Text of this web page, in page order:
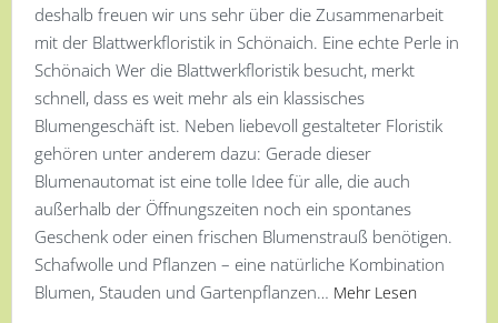
deshalb freuen wir uns sehr über die Zusammenarbeit
mit der Blattwerkfloristik in Schönaich. Eine echte Perle in
Schönaich Wer die Blattwerkfloristik besucht, merkt
schnell, dass es weit mehr als ein klassisches
Blumengeschäft ist. Neben liebevoll gestalteter Floristik
gehören unter anderem dazu: Gerade dieser
Blumenautomat ist eine tolle Idee für alle, die auch
außerhalb der Öffnungszeiten noch ein spontanes
Geschenk oder einen frischen Blumenstrauß benötigen.
Schafwolle und Pflanzen – eine natürliche Kombination
Blumen, Stauden und Gartenpflanzen… Mehr Lesen